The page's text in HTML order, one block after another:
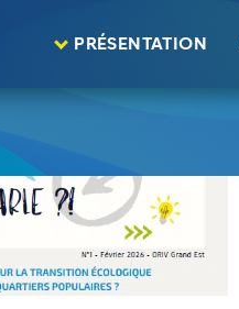
PRÉSENTATION